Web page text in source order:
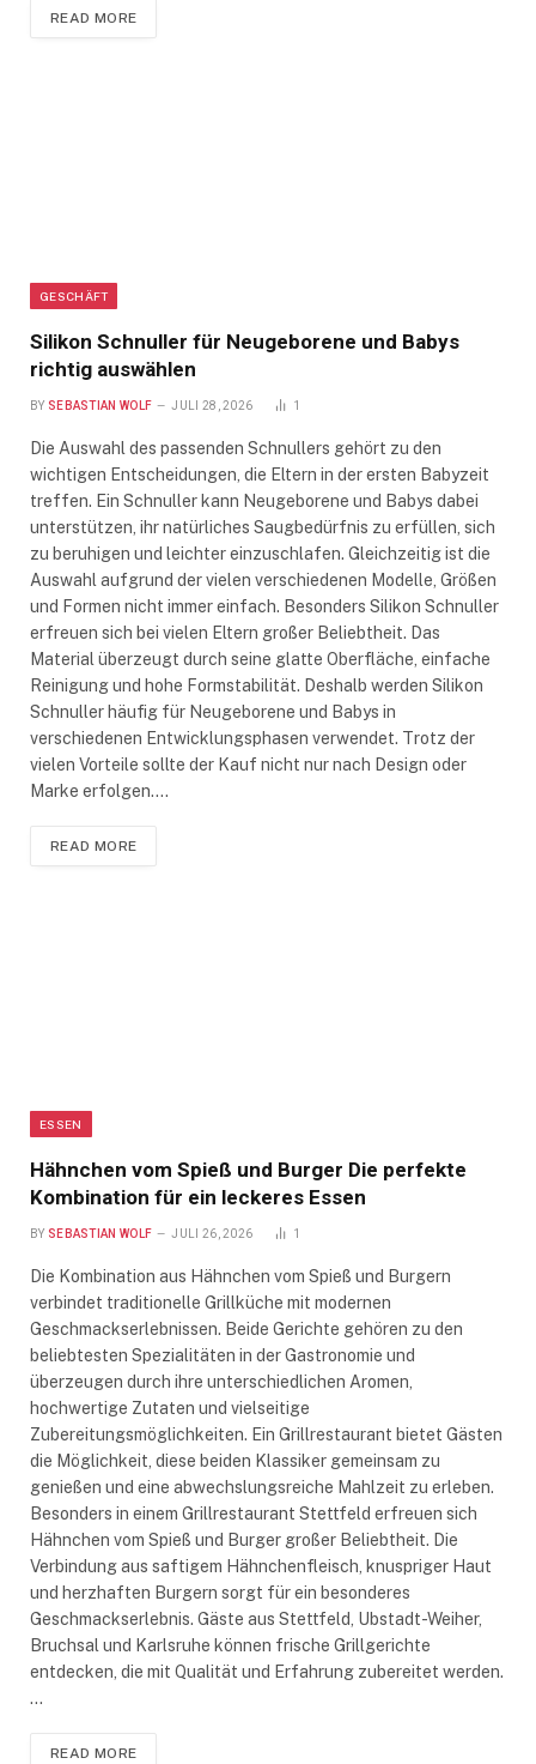
READ MORE
GESCHÄFT
Silikon Schnuller für Neugeborene und Babys
richtig auswählen
BY SEBASTIAN WOLF JULI 28, 2026 1
Die Auswahl des passenden Schnullers gehört zu den
wichtigen Entscheidungen, die Eltern in der ersten Babyzeit
treffen. Ein Schnuller kann Neugeborene und Babys dabei
unterstützen, ihr natürliches Saugbedürfnis zu erfüllen, sich
zu beruhigen und leichter einzuschlafen. Gleichzeitig ist die
Auswahl aufgrund der vielen verschiedenen Modelle, Größen
und Formen nicht immer einfach. Besonders Silikon Schnuller
erfreuen sich bei vielen Eltern großer Beliebtheit. Das
Material überzeugt durch seine glatte Oberfläche, einfache
Reinigung und hohe Formstabilität. Deshalb werden Silikon
Schnuller häufig für Neugeborene und Babys in
verschiedenen Entwicklungsphasen verwendet. Trotz der
vielen Vorteile sollte der Kauf nicht nur nach Design oder
Marke erfolgen.…
READ MORE
ESSEN
Hähnchen vom Spieß und Burger Die perfekte
Kombination für ein leckeres Essen
BY SEBASTIAN WOLF JULI 26, 2026 1
Die Kombination aus Hähnchen vom Spieß und Burgern
verbindet traditionelle Grillküche mit modernen
Geschmackserlebnissen. Beide Gerichte gehören zu den
beliebtesten Spezialitäten in der Gastronomie und
überzeugen durch ihre unterschiedlichen Aromen,
hochwertige Zutaten und vielseitige
Zubereitungsmöglichkeiten. Ein Grillrestaurant bietet Gästen
die Möglichkeit, diese beiden Klassiker gemeinsam zu
genießen und eine abwechslungsreiche Mahlzeit zu erleben.
Besonders in einem Grillrestaurant Stettfeld erfreuen sich
Hähnchen vom Spieß und Burger großer Beliebtheit. Die
Verbindung aus saftigem Hähnchenfleisch, knuspriger Haut
und herzhaften Burgern sorgt für ein besonderes
Geschmackserlebnis. Gäste aus Stettfeld, Ubstadt-Weiher,
Bruchsal und Karlsruhe können frische Grillgerichte
entdecken, die mit Qualität und Erfahrung zubereitet werden.
…
READ MORE